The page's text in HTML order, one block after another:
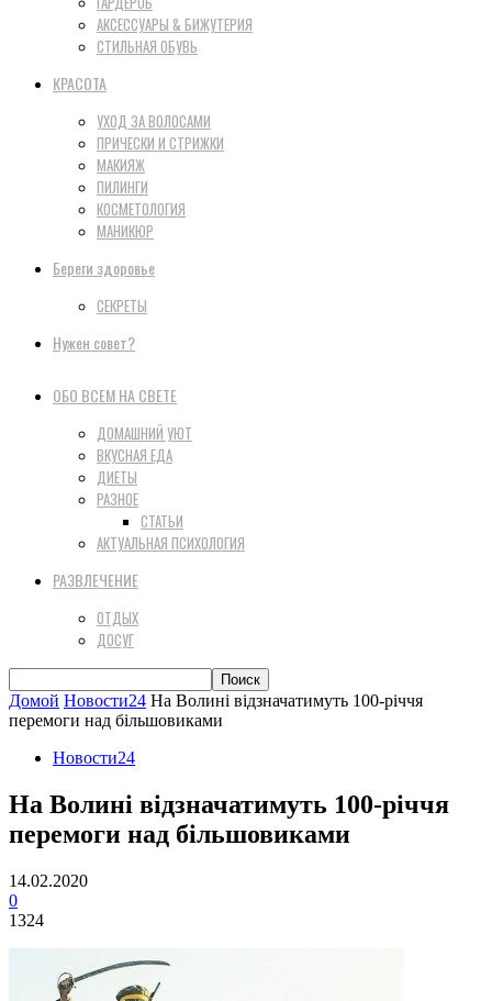
АКСЕССУАРЫ & БИЖУТЕРИЯ
СТИЛЬНАЯ ОБУВЬ
КРАСОТА
УХОД ЗА ВОЛОСАМИ
ПРИЧЕСКИ И СТРИЖКИ
МАКИЯЖ
ПИЛИНГИ
КОСМЕТОЛОГИЯ
МАНИКЮР
Береги здоровье
СЕКРЕТЫ
Нужен совет?
ОБО ВСЕМ НА СВЕТЕ
ДОМАШНИЙ УЮТ
ВКУСНАЯ ЕДА
ДИЕТЫ
РАЗНОЕ
СТАТЬИ
АКТУАЛЬНАЯ ПСИХОЛОГИЯ
РАЗВЛЕЧЕНИЕ
ОТДЫХ
ДОСУГ
Домой Новости24 На Волині відзначатимуть 100-річчя
перемоги над більшовиками
Новости24
На Волині відзначатимуть 100-річчя
перемоги над більшовиками
14.02.2020
0
1324